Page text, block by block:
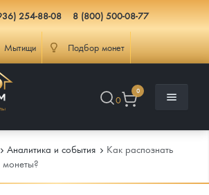
254-88-08 8 (800) 500-08-77
Мытищи Подбор монет
0
0
Аналитика и события
Как распознать